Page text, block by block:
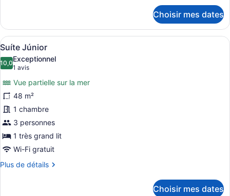
Suíte
Executiva
Choisir mes dates
Afficher
toutes
les
photos
pour
ce
type
de
chambre :
Suíte
Júnior
Une chambre d’hôtel avec un
4
Suíte Júnior
10,010,0 sur 10
Exceptionnel
1 avis
(1 avis)
Vue partielle sur la mer
48 m²
1 chambre
3 personnes
1 très grand lit
Wi-Fi gratuit
Plus de détails
Plus
Choisir mes dates